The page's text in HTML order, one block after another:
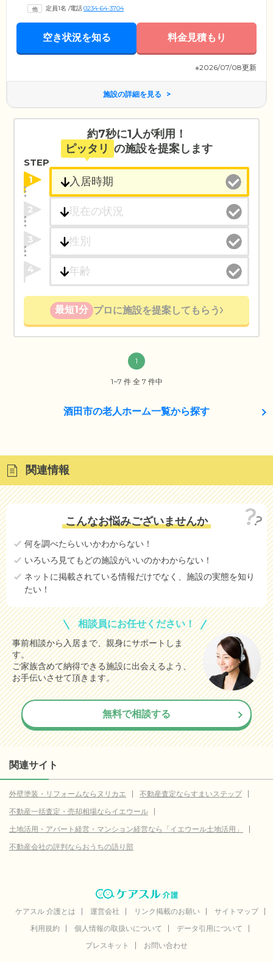
定員1名 /電話0234-64-3704
空き状況を知る 料金見積もり
※2026/07/08更新
施設の詳細を見る
約7秒に1人が利用！
ピッタリ の施設を提案します
STEP
1
2
3
4
最短1分 プロに施設を提案してもらう
1
1~7 件 全 7 件中
酒田市の老人ホーム一覧から探す
関連情報
こんなお悩みございませんか
何を調べたらいいかわからない！
いろいろ見てもどの施設がいいのかわからない！
ネットに掲載されている情報だけでなく、施設の実態を知り
たい！
相談員にお任せください！
事前相談から入居まで、親身にサポートしま
す。
ご家族含めて納得できる施設に出会えるよう、
お手伝いさせて頂きます。
無料で相談する
関連サイト
外壁塗装・リフォームならヌリカエ
不動産査定ならすまいステップ
不動産一括査定・売却相場ならイエウール
土地活用・アパート経営・マンション経営なら「イエウール土地活用」
不動産会社の評判ならおうちの語り部
ケアスル 介護とは 運営会社 リンク掲載のお願い
サイトマップ
利用規約
個人情報の取扱いについて
データ引用について
プレスキット
お問い合わせ